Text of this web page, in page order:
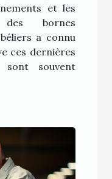
et les
des bornes
a connu
ces dernières
sont souvent